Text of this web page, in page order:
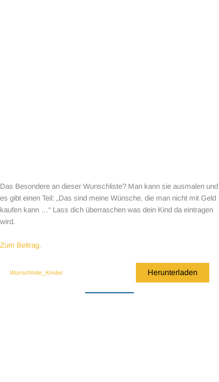
Das Besondere an dieser Wunschliste? Man kann sie ausmalen und
es gibt einen Teil: „Das sind meine Wünsche, die man nicht mit Geld
kaufen kann …“ Lass dich überraschen was dein Kind da eintragen
wird.
Zum Beitrag.
Wunschliste_Kinder Herunterladen